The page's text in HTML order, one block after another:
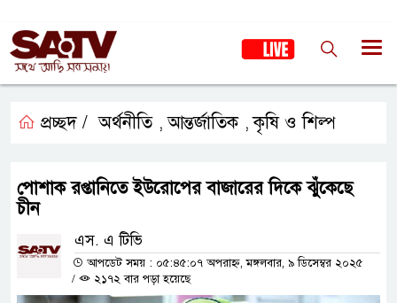
প্রচ্ছদ / অর্থনীতি ,আন্তর্জাতিক ,কৃষি ও শিল্প
পোশাক রপ্তানিতে ইউরোপের বাজারের দিকে ঝুঁকেছে
চীন
এস. এ টিভি
আপডেট সময় : ০৫:৪৫:০৭ অপরাহ্ন, মঙ্গলবার, ৯ ডিসেম্বর ২০২৫
/
২১৭২ বার পড়া হয়েছে